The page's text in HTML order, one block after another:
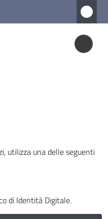
utilizza una delle seguenti
di Identità Digitale.